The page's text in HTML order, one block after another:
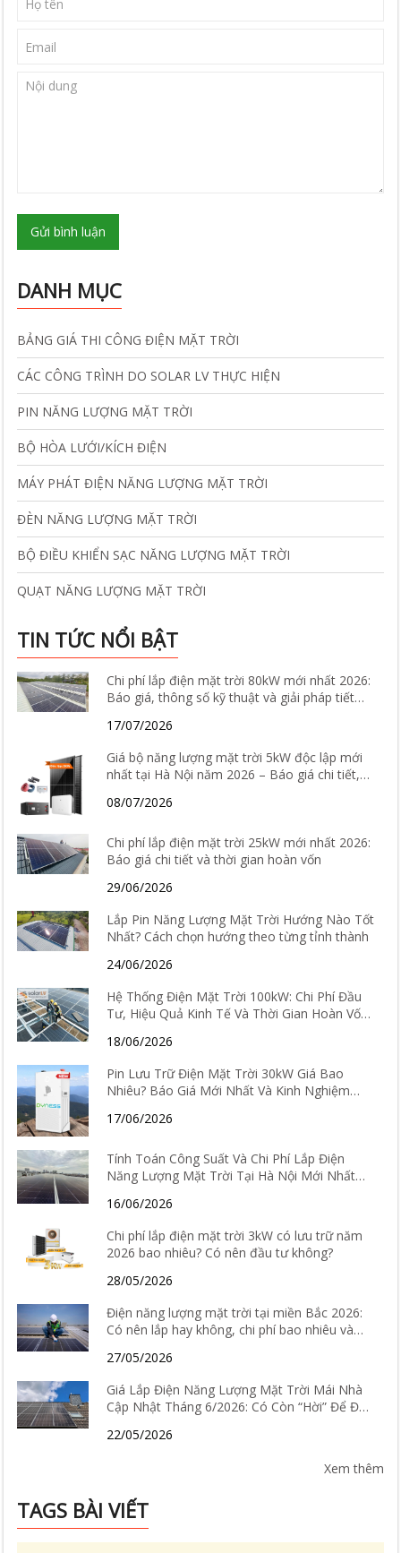
Gửi bình luận
DANH MỤC
BẢNG GIÁ THI CÔNG ĐIỆN MẶT TRỜI
CÁC CÔNG TRÌNH DO SOLAR LV THỰC HIỆN
PIN NĂNG LƯỢNG MẶT TRỜI
BỘ HÒA LƯỚI/KÍCH ĐIỆN
MÁY PHÁT ĐIỆN NĂNG LƯỢNG MẶT TRỜI
ĐÈN NĂNG LƯỢNG MẶT TRỜI
BỘ ĐIỀU KHIỂN SẠC NĂNG LƯỢNG MẶT TRỜI
QUẠT NĂNG LƯỢNG MẶT TRỜI
TIN TỨC NỔI BẬT
Chi phí lắp điện mặt trời 80kW mới nhất 2026:
Báo giá, thông số kỹ thuật và giải pháp tiết
17/07/2026
Giá bộ năng lượng mặt trời 5kW độc lập mới
nhất tại Hà Nội năm 2026 – Báo giá chi tiết,
08/07/2026
Chi phí lắp điện mặt trời 25kW mới nhất 2026:
Báo giá chi tiết và thời gian hoàn vốn
29/06/2026
Lắp Pin Năng Lượng Mặt Trời Hướng Nào Tốt
Nhất? Cách chọn hướng theo từng tỉnh thành
24/06/2026
Hệ Thống Điện Mặt Trời 100kW: Chi Phí Đầu
Tư, Hiệu Quả Kinh Tế Và Thời Gian Hoàn Vốn
18/06/2026
Pin Lưu Trữ Điện Mặt Trời 30kW Giá Bao
Nhiêu? Báo Giá Mới Nhất Và Kinh Nghiệm
17/06/2026
Tính Toán Công Suất Và Chi Phí Lắp Điện
Năng Lượng Mặt Trời Tại Hà Nội Mới Nhất
16/06/2026
Chi phí lắp điện mặt trời 3kW có lưu trữ năm
2026 bao nhiêu? Có nên đầu tư không?
28/05/2026
Điện năng lượng mặt trời tại miền Bắc 2026:
Có nên lắp hay không, chi phí bao nhiêu và
27/05/2026
Giá Lắp Điện Năng Lượng Mặt Trời Mái Nhà
Cập Nhật Tháng 6/2026: Có Còn “Hời” Để Đầu
22/05/2026
Xem thêm
TAGS BÀI VIẾT